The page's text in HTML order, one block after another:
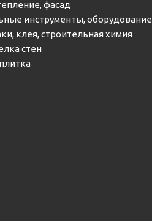
фасад
инструменты, оборудование
клея, строительная химия
стен